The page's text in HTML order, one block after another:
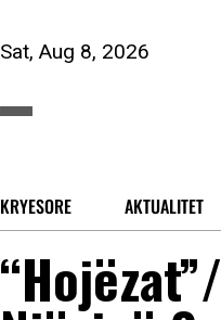
Sat, Aug 8, 2026
KRYESORE AKTUALITET